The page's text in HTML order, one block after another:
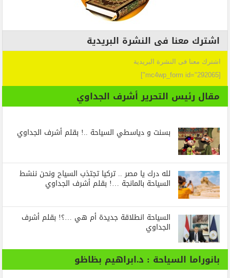
اشترك معنا فى النشرة البريدية
اشترك معنا فى النشرة البريدية
[mc4wp_form id="292065"]
مقال رئيس التحرير أشرف الجداوي
بسنت و دياسطي السياحة ..! بقلم أشرف الجداوي
لله درك يا مصر .. تركيا تجتذب السياح ونحن ننشط
السياحة بالمانجة …! بقلم أشرف الجداوي
السياحة انطلاقة جديدة أم هي …؟! بقلم أشرف
الجداوي
بانوراما السياحة : د.ابراهيم بظاظو